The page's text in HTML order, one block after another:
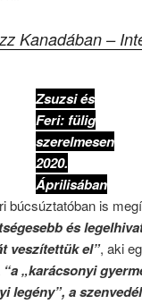
Kanadában –
Zsuzsi és
Feri: fülig
szerelmesen
2020.
Áprilisában
búcsúztatóban is
és
veszítettük el”, aki
“a „karácsonyi
legény”, a